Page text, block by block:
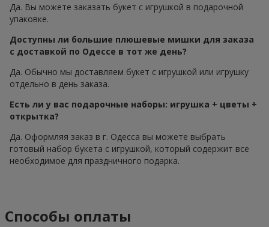
Да. Вы можете заказать букет с игрушкой в подарочной
упаковке.
Доступны ли большие плюшевые мишки для заказа
с доставкой по Одессе в тот же день?
Да. Обычно мы доставляем букет с игрушкой или игрушку
отдельно в день заказа.
Есть ли у вас подарочные наборы: игрушка + цветы +
открытка?
Да. Оформляя заказ в г. Одесса вы можете выбрать
готовый набор букета с игрушкой, который содержит все
необходимое для праздничного подарка.
Способы оплаты